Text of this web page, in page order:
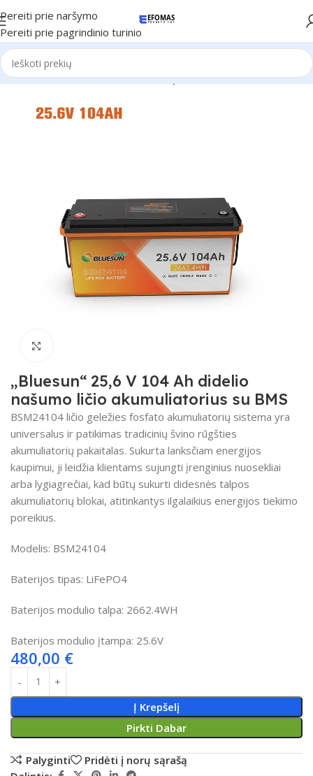
Pereiti prie naršymo
Pereiti prie pagrindinio turinio
Pradžia Elektros stotelės Saulės panelės
„Bluesun“ 25,6 V 104 Ah didelio
našumo ličio akumuliatorius su BMS
BSM24104 ličio geležies fosfato akumuliatorių sistema yra
universalus ir patikimas tradicinių švino rūgšties
akumuliatorių pakaitalas. Sukurta lanksčiam energijos
kaupimui, ji leidžia klientams sujungti įrenginius nuosekliai
arba lygiagrečiai, kad būtų sukurti didesnės talpos
akumuliatorių blokai, atitinkantys ilgalaikius energijos tiekimo
poreikius.
Modelis: BSM24104
Baterijos tipas: LiFePO4
Baterijos modulio talpa: 2662.4WH
Baterijos modulio įtampa: 25.6V
480,00 €
Į Krepšelį
Pirkti Dabar
Palyginti
Pridėti į norų sąrašą